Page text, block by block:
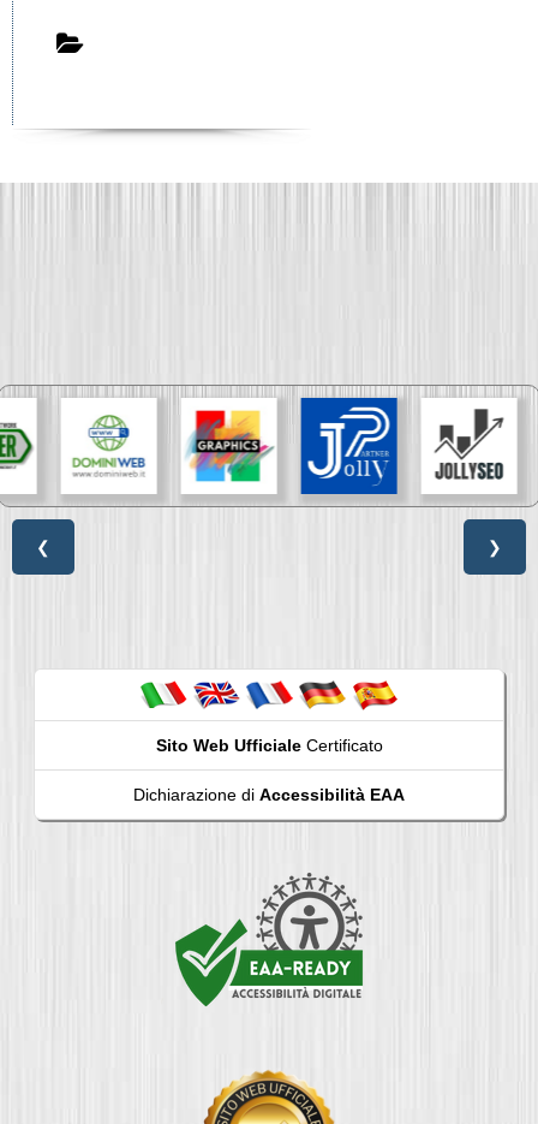
❮ ❯
Sito Web UfficialeCertificato
Dichiarazione di Accessibilità EAA